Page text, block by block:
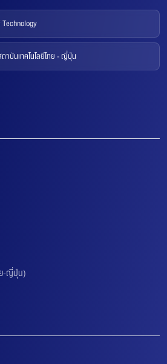
บันเทคโนโลยีไทย - ญี่ปุ่น
ย-ญี่ปุ่น)